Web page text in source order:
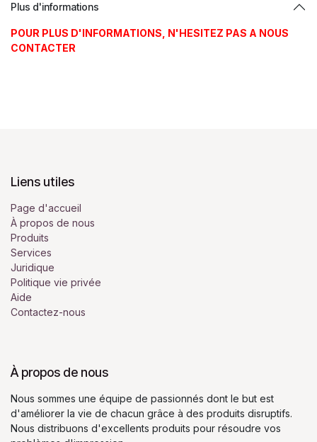
Plus d'informations
POUR PLUS D'INFORMATIONS, N'HESITEZ PAS A NOUS
CONTACTER
Liens utiles
Page d'accueil
À propos de nous
Produits
Services
Juridique
Politique vie privée
Aide
Contactez-nous
À propos de nous
Nous sommes une équipe de passionnés dont le but est
d'améliorer la vie de chacun grâce à des produits disruptifs.
Nous distribuons d'excellents produits pour résoudre vos